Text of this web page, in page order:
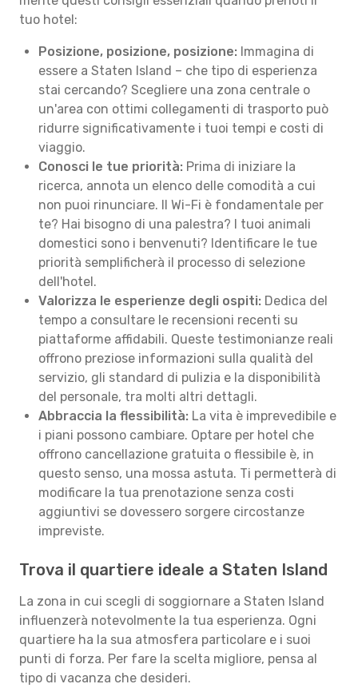
tuo hotel:
Posizione, posizione, posizione: Immagina di
essere a Staten Island – che tipo di esperienza
stai cercando? Scegliere una zona centrale o
un'area con ottimi collegamenti di trasporto può
ridurre significativamente i tuoi tempi e costi di
viaggio.
Conosci le tue priorità: Prima di iniziare la
ricerca, annota un elenco delle comodità a cui
non puoi rinunciare. Il Wi-Fi è fondamentale per
te? Hai bisogno di una palestra? I tuoi animali
domestici sono i benvenuti? Identificare le tue
priorità semplificherà il processo di selezione
dell'hotel.
Valorizza le esperienze degli ospiti: Dedica del
tempo a consultare le recensioni recenti su
piattaforme affidabili. Queste testimonianze reali
offrono preziose informazioni sulla qualità del
servizio, gli standard di pulizia e la disponibilità
del personale, tra molti altri dettagli.
Abbraccia la flessibilità: La vita è imprevedibile e
i piani possono cambiare. Optare per hotel che
offrono cancellazione gratuita o flessibile è, in
questo senso, una mossa astuta. Ti permetterà di
modificare la tua prenotazione senza costi
aggiuntivi se dovessero sorgere circostanze
impreviste.
Trova il quartiere ideale a Staten Island
La zona in cui scegli di soggiornare a Staten Island
influenzerà notevolmente la tua esperienza. Ogni
quartiere ha la sua atmosfera particolare e i suoi
punti di forza. Per fare la scelta migliore, pensa al
tipo di vacanza che desideri.